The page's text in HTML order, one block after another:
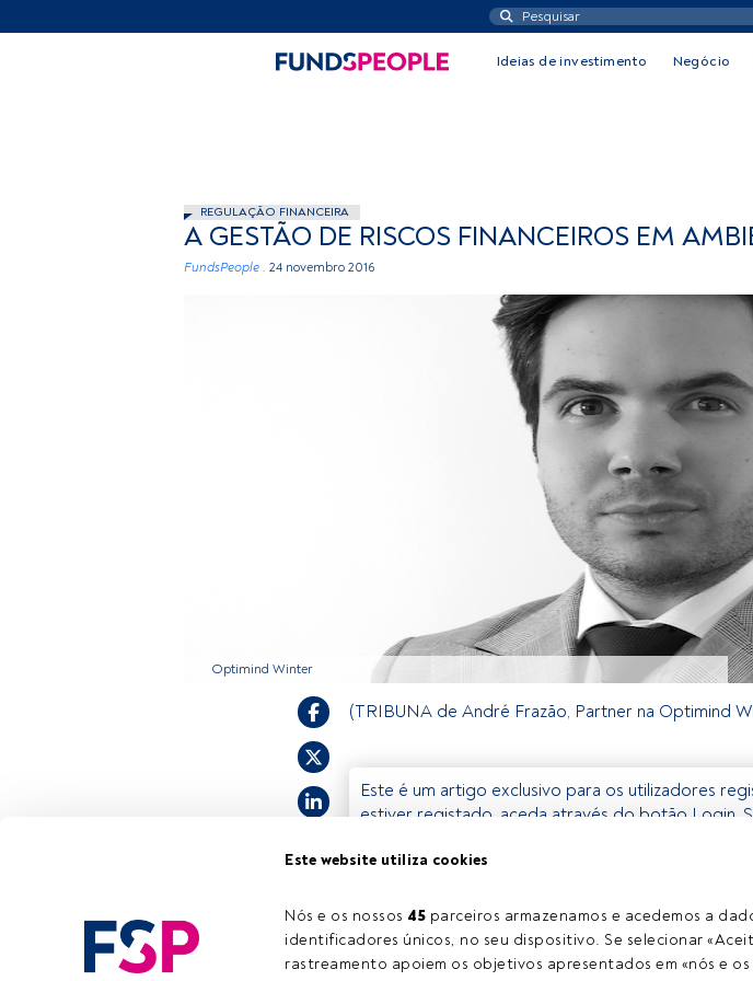
Este website utiliza cookies
Nós e os nossos 45 parceiros armazenamos e acedemos a
identificadores únicos, no seu dispositivo. Se selecionar
rastreamento apoiem os objetivos apresentados em «nós e
Ideias de investimento Negócio
REGULAÇÃO FINANCEIRA
A GESTÃO DE RISCOS FINANCEIROS EM
FundsPeople . 24 novembro 2016
Optimind Winter
Tempo de leitura:5 min.
(TRIBUNA de André Frazão, Partner na Optimind
Este é um artigo exclusivo para os utilizadores
estiver registado, aceda através do botão Login.
oferece.
Aceder a Fundspeople